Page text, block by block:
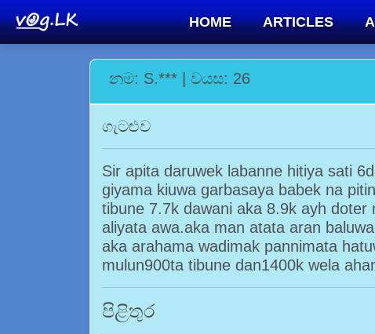
HOME ARTICLES
නම: S.*** | වයස: 26
ගැටළුව
Sir apita daruwek labanne hitiya sati
giyama kiuwa garbasaya babek na
tibune 7.7k dawani aka 8.9k ayh
aliyata awa.aka man atata aran
aka arahama wadimak pannimata
mulun900ta tibune dan1400k wela
පිළිතුර